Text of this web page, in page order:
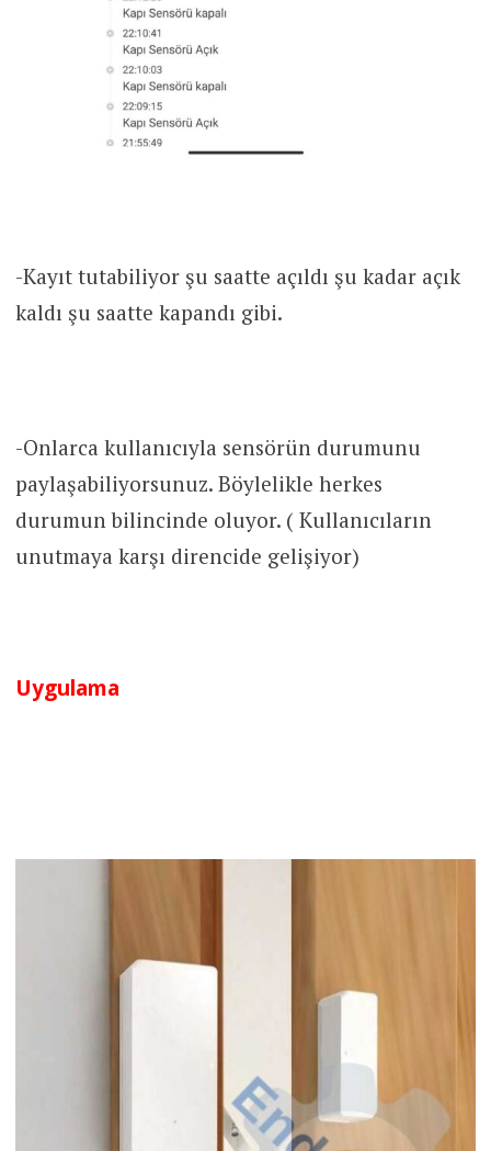
-Kayıt tutabiliyor şu saatte açıldı şu kadar açık
kaldı şu saatte kapandı gibi.
-Onlarca kullanıcıyla sensörün durumunu
paylaşabiliyorsunuz. Böylelikle herkes
durumun bilincinde oluyor. ( Kullanıcıların
unutmaya karşı direncide gelişiyor)
Uygulama